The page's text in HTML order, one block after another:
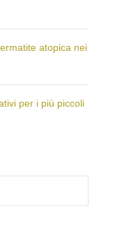
atopica nei
per i più piccoli